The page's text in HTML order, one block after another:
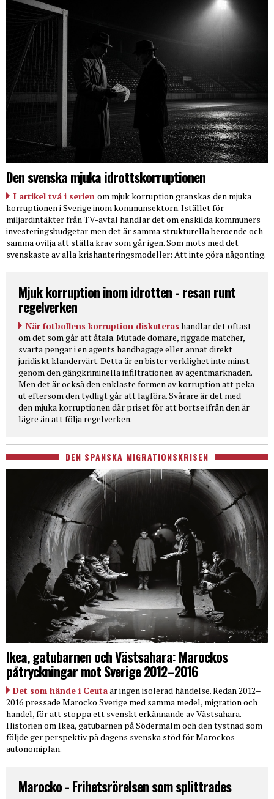
Den svenska mjuka idrottskorruptionen
I artikel två i serien om mjuk korruption granskas den mjuka
korruptionen i Sverige inom kommunsektorn. Istället för
miljardintäkter från TV-avtal handlar det om enskilda kommuners
investeringsbudgetar men det är samma strukturella beroende och
samma ovilja att ställa krav som går igen. Som möts med det
svenskaste av alla krishanteringsmodeller: Att inte göra någonting.
Mjuk korruption inom idrotten - resan runt
regelverken
När fotbollens korruption diskuteras handlar det oftast
om det som går att åtala. Mutade domare, riggade matcher,
svarta pengar i en agents handbagage eller annat direkt
juridiskt klandervärt. Detta är en bister verklighet inte minst
genom den gängkriminella infiltrationen av agentmarknaden.
Men det är också den enklaste formen av korruption att peka
ut eftersom den tydligt går att lagföra. Svårare är det med
den mjuka korruptionen där priset för att bortse ifrån den är
lägre än att följa regelverken.
DEN SPANSKA MIGRATIONSKRISEN
Ikea, gatubarnen och Västsahara: Marockos
påtryckningar mot Sverige 2012–2016
Det som hände i Ceutaär ingen isolerad händelse. Redan 2012–
2016 pressade Marocko Sverige med samma medel, migration och
handel, för att stoppa ett svenskt erkännande av Västsahara.
Historien om Ikea, gatubarnen på Södermalm och den tystnad som
följde ger perspektiv på dagens svenska stöd för Marockos
autonomiplan.
Marocko - Frihetsrörelsen som splittrades